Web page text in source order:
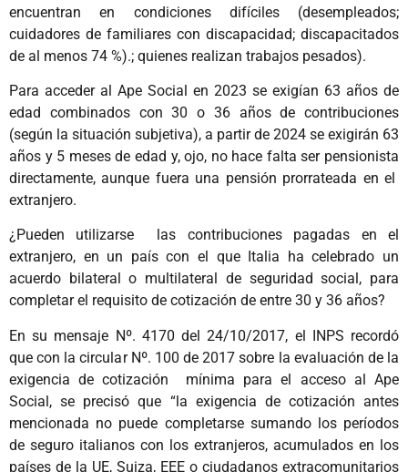
encuentran en condiciones difíciles (desempleados;
cuidadores de familiares con discapacidad; discapacitados
de al menos 74 %).; quienes realizan trabajos pesados).
Para acceder al Ape Social en 2023 se exigían 63 años de
edad combinados con 30 o 36 años de contribuciones
(según la situación subjetiva), a partir de 2024 se exigirán 63
años y 5 meses de edad y, ojo, no hace falta ser pensionista
directamente, aunque fuera una pensión prorrateada en el
extranjero.
¿Pueden utilizarse las contribuciones pagadas en el
extranjero, en un país con el que Italia ha celebrado un
acuerdo bilateral o multilateral de seguridad social, para
completar el requisito de cotización de entre 30 y 36 años?
En su mensaje Nº. 4170 del 24/10/2017, el INPS recordó
que con la circular Nº. 100 de 2017 sobre la evaluación de la
exigencia de cotización mínima para el acceso al Ape
Social, se precisó que “la exigencia de cotización antes
mencionada no puede completarse sumando los períodos
de seguro italianos con los extranjeros, acumulados en los
países de la UE, Suiza, EEE o ciudadanos extracomunitarios